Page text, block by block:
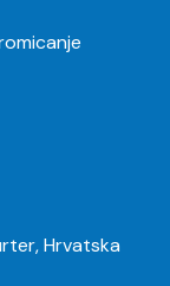
Hrvatska